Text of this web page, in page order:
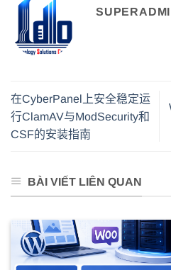
在CyberPanel上安全稳定运
行ClamAV与ModSecurity和
CSF的安装指南
BÀI VIẾT LIÊN QUAN